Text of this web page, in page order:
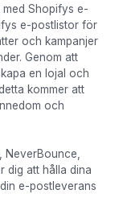
Shopifys e-
e-postlistor för
och kampanjer
Genom att
en lojal och
kommer att
och
dig att hålla dina
e-postleverans